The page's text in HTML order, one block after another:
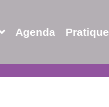
Agenda Pratique